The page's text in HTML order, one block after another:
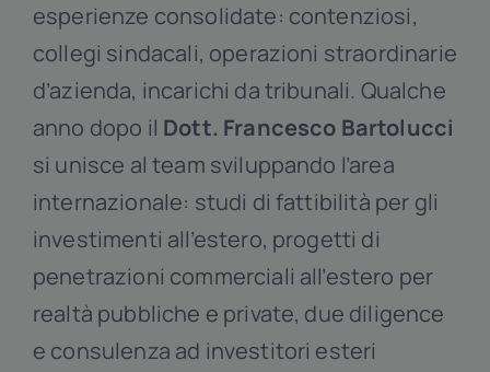
esperienze consolidate: contenziosi,
collegi sindacali, operazioni straordinarie
d’azienda, incarichi da tribunali. Qualche
anno dopo il Dott. Francesco Bartolucci
si unisce al team sviluppando l’area
internazionale: studi di fattibilità per gli
investimenti all’estero, progetti di
penetrazioni commerciali all’estero per
realtà pubbliche e private, due diligence
e consulenza ad investitori esteri